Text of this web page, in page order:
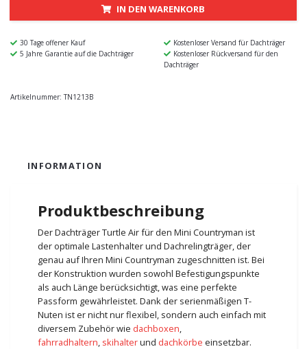
IN DEN WARENKORB
30 Tage offener Kauf
Kostenloser Versand für Dachträger
5 Jahre Garantie auf die Dachträger
Kostenloser Rückversand für den
Dachträger
Artikelnummer: TN1213B
INFORMATION
Produktbeschreibung
Der Dachträger Turtle Air für den Mini Countryman ist
der optimale Lastenhalter und Dachrelingträger, der
genau auf Ihren Mini Countryman zugeschnitten ist. Bei
der Konstruktion wurden sowohl Befestigungspunkte
als auch Länge berücksichtigt, was eine perfekte
Passform gewährleistet. Dank der serienmäßigen T-
Nuten ist er nicht nur flexibel, sondern auch einfach mit
diversem Zubehör wie dachboxen,
fahrradhaltern, skihalterund dachkörbe einsetzbar.